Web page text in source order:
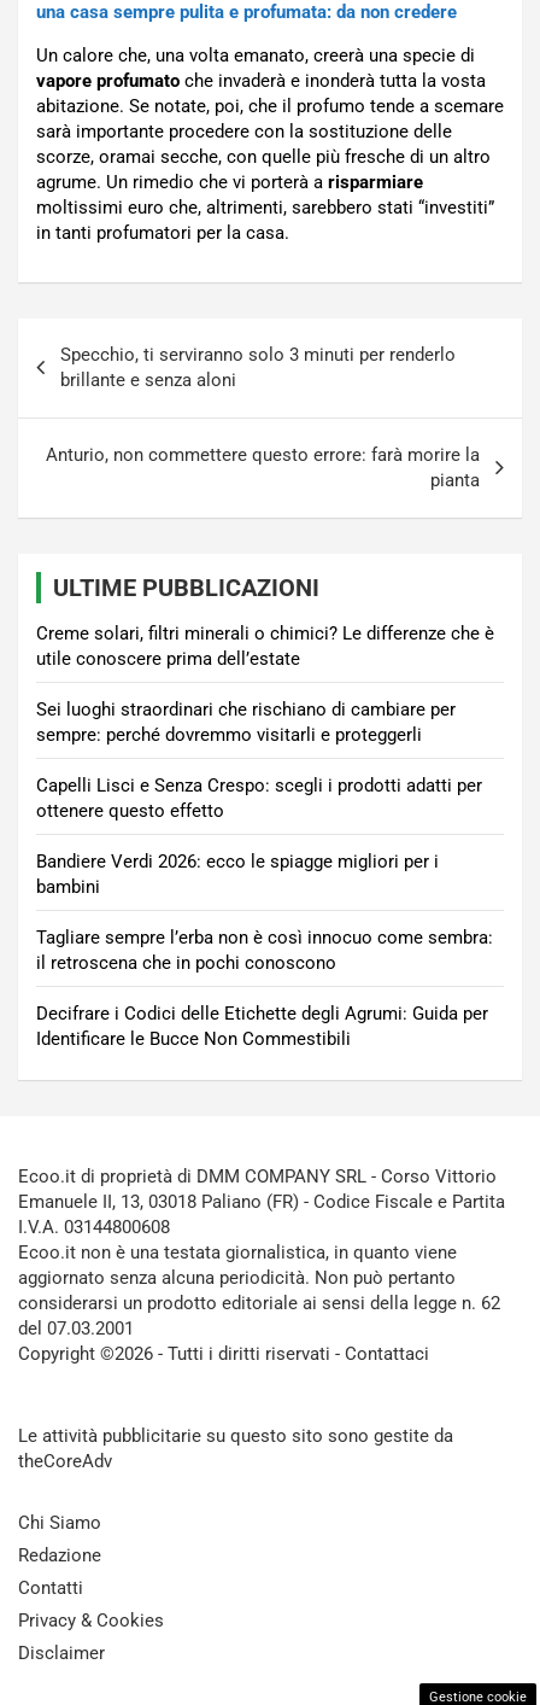
una casa sempre pulita e profumata: da non credere
Un calore che, una volta emanato, creerà una specie di
vapore profumato che invaderà e inonderà tutta la vosta
abitazione. Se notate, poi, che il profumo tende a scemare
sarà importante procedere con la sostituzione delle
scorze, oramai secche, con quelle più fresche di un altro
agrume. Un rimedio che vi porterà a risparmiare
moltissimi euro che, altrimenti, sarebbero stati “investiti”
in tanti profumatori per la casa.
articoli
Specchio, ti serviranno solo 3 minuti per renderlo
brillante e senza aloni
Anturio, non commettere questo errore: farà morire la
pianta
ULTIME PUBBLICAZIONI
Creme solari, filtri minerali o chimici? Le differenze che è
utile conoscere prima dell’estate
Sei luoghi straordinari che rischiano di cambiare per
sempre: perché dovremmo visitarli e proteggerli
Capelli Lisci e Senza Crespo: scegli i prodotti adatti per
ottenere questo effetto
Bandiere Verdi 2026: ecco le spiagge migliori per i
bambini
Tagliare sempre l’erba non è così innocuo come sembra:
il retroscena che in pochi conoscono
Decifrare i Codici delle Etichette degli Agrumi: Guida per
Identificare le Bucce Non Commestibili
Ecoo.it di proprietà di DMM COMPANY SRL - Corso Vittorio
Emanuele II, 13, 03018 Paliano (FR) - Codice Fiscale e Partita
I.V.A. 03144800608
Ecoo.it non è una testata giornalistica, in quanto viene
aggiornato senza alcuna periodicità. Non può pertanto
considerarsi un prodotto editoriale ai sensi della legge n. 62
del 07.03.2001
Copyright ©2026 - Tutti i diritti riservati - Contattaci
Le attività pubblicitarie su questo sito sono gestite da
theCoreAdv
Chi Siamo
Redazione
Contatti
Privacy & Cookies
Disclaimer
Gestione cookie